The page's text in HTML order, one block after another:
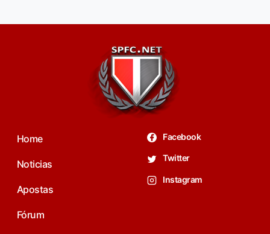
Home
Noticias
Apostas
Fórum
Facebook
Twitter
Instagram